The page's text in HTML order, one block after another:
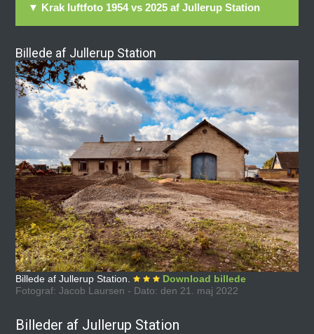
▼ Krak luftfoto 1954 vs 2025 af Jullerup Station
Billede af Jullerup Station
Billede af Jullerup Station.
Download billede
Fotograf: Jacob Laursen - Dato: den 21. maj 2022
Billeder af Jullerup Station